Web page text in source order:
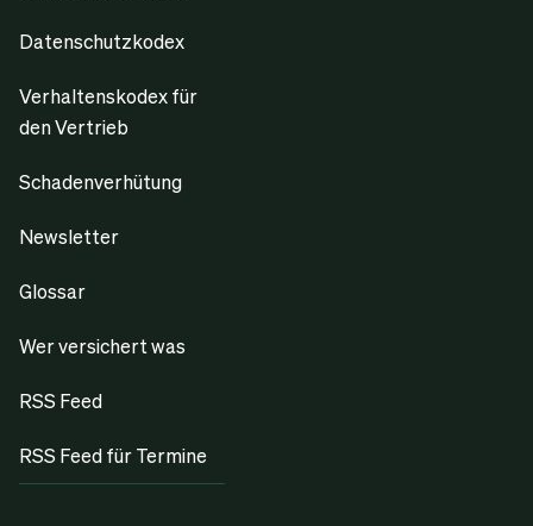
Datenschutzkodex
Verhaltenskodex für
den Vertrieb
Schadenverhütung
Newsletter
Glossar
Wer versichert was
RSS Feed
RSS Feed für Termine